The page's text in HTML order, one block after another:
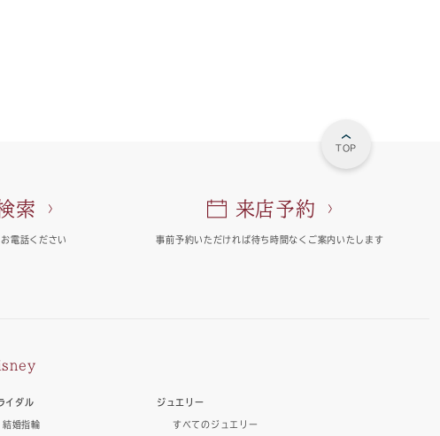
TOP
索
お電話ください
来店予約
事前予約いただければ待ち時間なくご案内いたします
イダル
結婚指輪
ジュエリー
すべてのジュエリー